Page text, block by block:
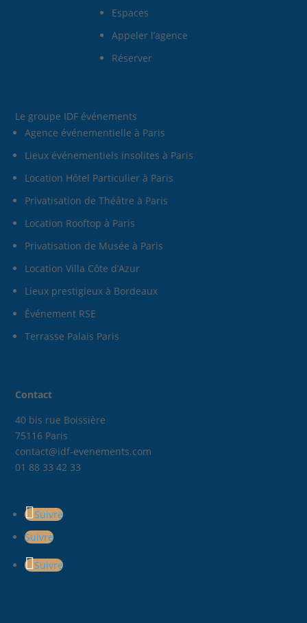
Espaces
Appeler l’agence
Réserver
Le groupe IDF événements
Agence événementielle à Paris
Lieux événementiels insolites à Paris
Location Hôtel Particulier à Paris
Privatisation de Théâtre à Paris
Location Rooftop à Paris
Privatisation de Musée à Paris
Location Villa Côte d’Azur
Lieux prestigieux à Bordeaux
Événement RSE
Terrasse Palais Paris
Contact
40 bis rue Boissière
75116 Paris
contact@idf-evenements.com
01 88 33 42 33
Suivre
Suivre
Suivre